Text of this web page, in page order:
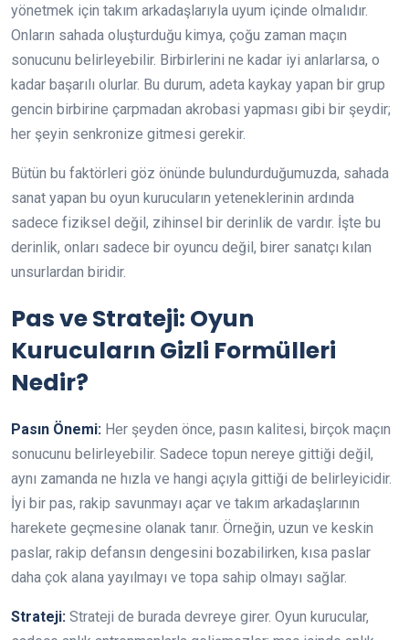
yönetmek için takım arkadaşlarıyla uyum içinde olmalıdır.
Onların sahada oluşturduğu kimya, çoğu zaman maçın
sonucunu belirleyebilir. Birbirlerini ne kadar iyi anlarlarsa, o
kadar başarılı olurlar. Bu durum, adeta kaykay yapan bir grup
gencin birbirine çarpmadan akrobasi yapması gibi bir şeydir;
her şeyin senkronize gitmesi gerekir.
Bütün bu faktörleri göz önünde bulundurduğumuzda, sahada
sanat yapan bu oyun kurucuların yeteneklerinin ardında
sadece fiziksel değil, zihinsel bir derinlik de vardır. İşte bu
derinlik, onları sadece bir oyuncu değil, birer sanatçı kılan
unsurlardan biridir.
Pas ve Strateji: Oyun
Kurucuların Gizli Formülleri
Nedir?
Pasın Önemi: Her şeyden önce, pasın kalitesi, birçok maçın
sonucunu belirleyebilir. Sadece topun nereye gittiği değil,
aynı zamanda ne hızla ve hangi açıyla gittiği de belirleyicidir.
İyi bir pas, rakip savunmayı açar ve takım arkadaşlarının
harekete geçmesine olanak tanır. Örneğin, uzun ve keskin
paslar, rakip defansın dengesini bozabilirken, kısa paslar
daha çok alana yayılmayı ve topa sahip olmayı sağlar.
Strateji: Strateji de burada devreye girer. Oyun kurucular,